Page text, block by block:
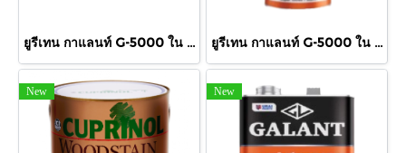
ยูรีเทน กาแลนท์ G-5000 ใน 460cc. ยูรีเทน กาแลนท์ G-5000 ใน 875cc.
New New